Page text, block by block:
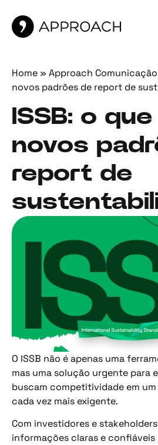
Home » Approach Comunicação
novos padrões de report de
ISSB: o
novos
report de
O ISSB não é apenas uma
mas uma solução urgente para
buscam competitividade em
cada vez mais exigente.
Com investidores e
informações claras e